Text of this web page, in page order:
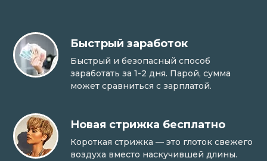
Быстрый заработок
Быстрый и безопасный способ
заработать за 1-2 дня. Парой, сумма
может сравниться с зарплатой.
Новая стрижка бесплатно
Короткая стрижка — это глоток свежего
воздуха вместо наскучившей длины.